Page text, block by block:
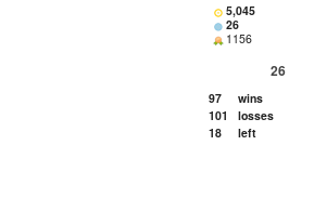
5,045
26
1156
26
97
wins
101
losses
18
left